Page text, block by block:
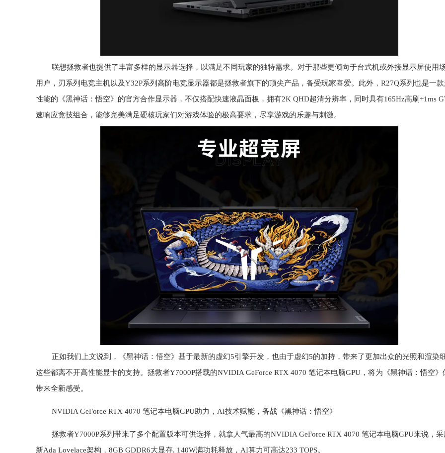
联想拯救者也提供了丰富多样的显示器选择，以满足不同玩家的独特需求。对于那些更倾向于台式机或外接显示屏使用
用户，刃系列电竞主机以及Y32P系列高阶电竞显示器都是拯救者旗下的顶尖产品，备受玩家喜爱。此外，R27Q系列也是一
性能的《黑神话：悟空》的官方合作显示器，不仅搭配快速液晶面板，拥有2K QHD超清分辨率，同时具有165Hz高刷+1ms
速响应竞技组合，能够完美满足硬核玩家们对游戏体验的极高要求，尽享游戏的乐趣与刺激。
正如我们上文说到，《黑神话：悟空》基于最新的虚幻5引擎开发，也由于虚幻5的加持，带来了更加出众的光照和渲染
这些都离不开高性能显卡的支持。拯救者Y7000P搭载的NVIDIA GeForce RTX 4070 笔记本电脑GPU，将为《黑神话：悟空》
带来全新感受。
NVIDIA GeForce RTX 4070 笔记本电脑GPU助力，AI技术赋能，备战《黑神话：悟空》
拯救者Y7000P系列带来了多个配置版本可供选择，就拿人气最高的NVIDIA GeForce RTX 4070 笔记本电脑GPU来说，采
新Ada Lovelace架构，8GB GDDR6大显存, 140W满功耗释放，AI算力可高达233 TOPS。